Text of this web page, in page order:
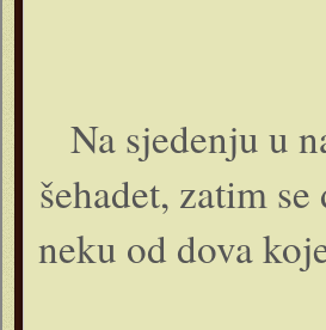
Na sjedenju u
šehadet, zatim
neku od dova